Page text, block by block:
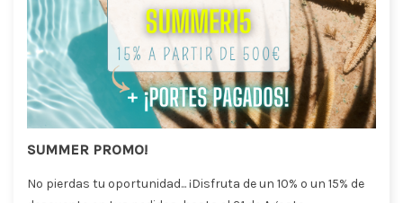
SUMMER PROMO!
No pierdas tu oportunidad... ¡Disfruta de un 10% o un 15% de